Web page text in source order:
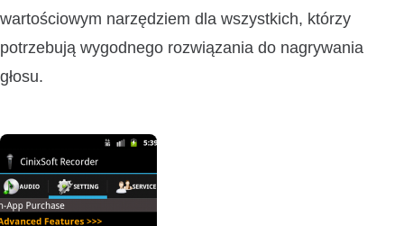
wartościowym narzędziem dla wszystkich, którzy
potrzebują wygodnego rozwiązania do nagrywania
głosu.